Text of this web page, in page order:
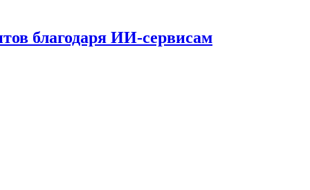
благодаря ИИ-сервисам